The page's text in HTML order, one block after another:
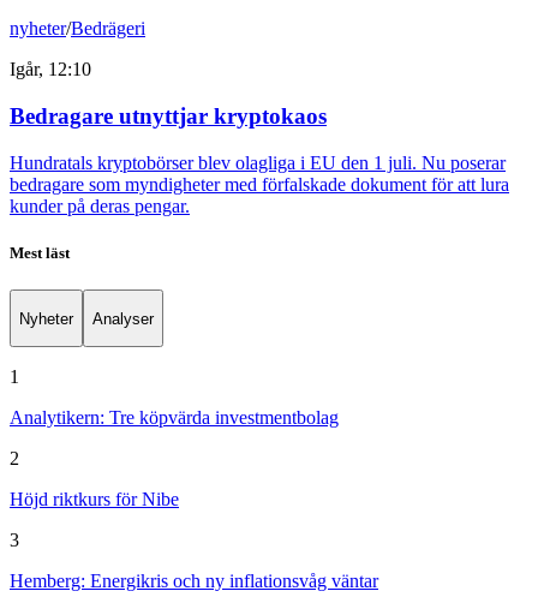
nyheter/Bedrägeri
Igår, 12:10
Bedragare utnyttjar kryptokaos
Hundratals kryptobörser blev olagliga i EU den 1 juli. Nu poserar
bedragare som myndigheter med förfalskade dokument för att lura
kunder på deras pengar.
Mest läst
Nyheter Analyser
1
Analytikern: Tre köpvärda investmentbolag
2
Höjd riktkurs för Nibe
3
Hemberg: Energikris och ny inflationsvåg väntar